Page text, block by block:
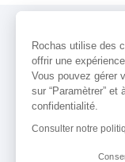
Rochas utilise des
offrir une
Vous pouvez gérer
sur “Paramètrer”
confidentialité.
Consulter notre